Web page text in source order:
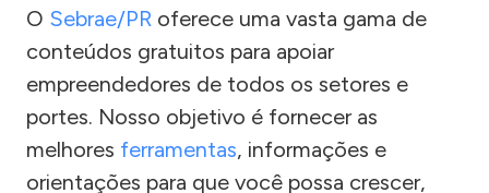
O Sebrae/PR oferece uma vasta gama de
conteúdos gratuitos para apoiar
empreendedores de todos os setores e
portes. Nosso objetivo é fornecer as
melhores ferramentas, informações e
orientações para que você possa crescer,